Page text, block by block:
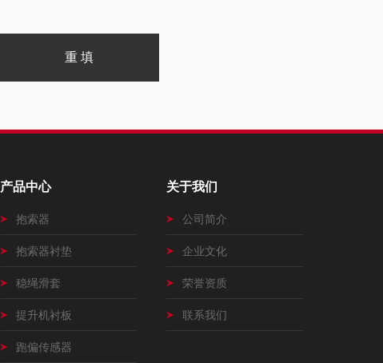
产品中心
抱索器
抱索器衬垫
稳绳滑套
提升机衬板
跑偏传感器
关于我们
公司简介
企业文化
荣誉资质
联系我们